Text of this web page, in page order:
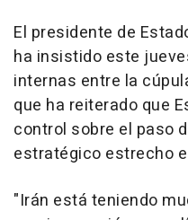
El presidente de
ha insistido este
internas entre la
que ha reiterado que
control sobre el paso
estratégico estrecho
"Irán está teniendo